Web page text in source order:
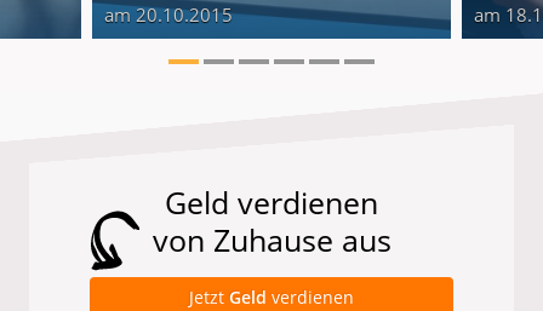
am 20.10.2015 am
Geld verdienen
von Zuhause aus
Jetzt Geld verdienen